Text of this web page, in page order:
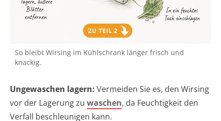
So bleibt Wirsing im Kühlschrank länger frisch und
knackig.
Ungewaschen lagern: Vermeiden Sie es, den Wirsing
vor der Lagerung zu waschen, da Feuchtigkeit den
Verfall beschleunigen kann.